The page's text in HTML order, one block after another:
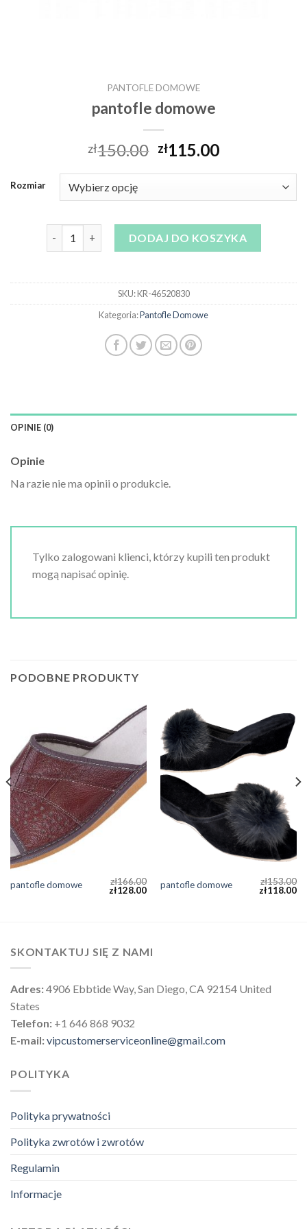
PANTOFLE DOMOWE
pantofle domowe
zł150.00 zł115.00
Rozmiar
DODAJ DO KOSZYKA
SKU:KR-46520830
Kategoria:Pantofle Domowe
OPINIE (0)
Opinie
Na razie nie ma opinii o produkcie.
Tylko zalogowani klienci, którzy kupili ten produkt
mogą napisać opinię.
PODOBNE PRODUKTY
pantofle domowe zł166.00
zł128.00 pantofle domowe zł153.00
zł118.00
SKONTAKTUJ SIĘ Z NAMI
Adres:4906 Ebbtide Way, San Diego, CA 92154 United
States
Telefon: +1 646 868 9032
E-mail:vipcustomerserviceonline@gmail.com
POLITYKA
Polityka prywatności
Polityka zwrotów i zwrotów
Regulamin
Informacje